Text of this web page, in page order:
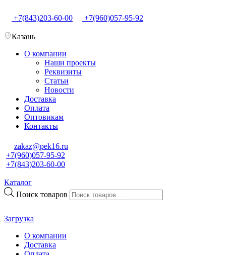
+7(843)203-60-00 +7(960)057-95-92
Казань
О компании
Наши проекты
Реквизиты
Статьи
Новости
Доставка
Оплата
Оптовикам
Контакты
zakaz@pek16.ru
+7(960)057-95-92
+7(843)203-60-00
Каталог
Поиск товаров
Загрузка
О компании
Доставка